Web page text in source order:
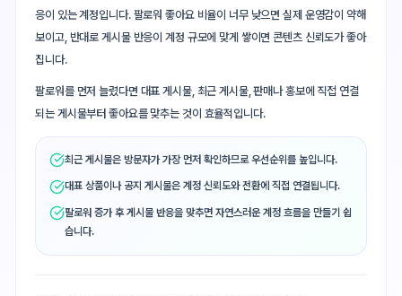
응이 있는 계정입니다. 팔로워 좋아요 비율이 너무 낮으면 실제 운영감이 약해
보이고, 반대로 게시물 반응이 계정 규모에 맞게 쌓이면 콘텐츠 신뢰도가 좋아
집니다.
팔로워를 먼저 늘렸다면 대표 게시물, 최근 게시물, 판매나 홍보에 직접 연결
되는 게시물부터 좋아요를 맞추는 것이 효율적입니다.
최근 게시물은 방문자가 가장 먼저 확인하므로 우선순위를 높입니다.
대표 상품이나 공지 게시물은 계정 신뢰도와 전환에 직접 연결됩니다.
팔로워 증가 후 게시물 반응을 맞추면 자연스러운 계정 흐름을 만들기 쉽
습니다.